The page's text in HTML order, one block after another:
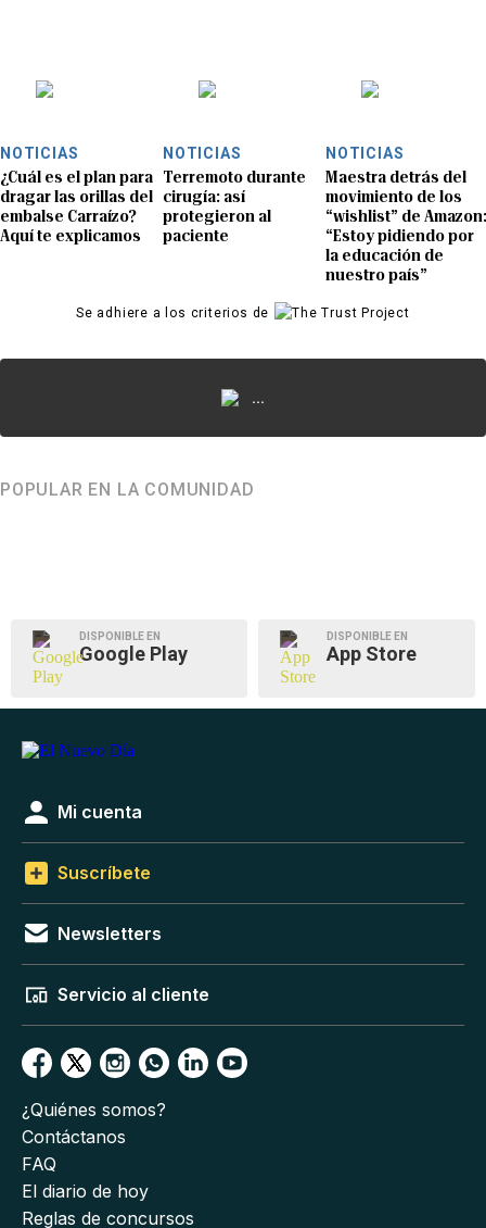
NOTICIAS
¿Cuál es el plan para
dragar las orillas del
embalse Carraízo?
Aquí te explicamos
NOTICIAS
Terremoto durante
cirugía: así
protegieron al
paciente
NOTICIAS
Maestra detrás del
movimiento de los
“wishlist” de Amazon:
“Estoy pidiendo por
la educación de
nuestro país”
Se adhiere a los criterios de
...
POPULAR EN LA COMUNIDAD
DISPONIBLE EN
Google Play
DISPONIBLE EN
App Store
Mi cuenta
Suscríbete
Newsletters
Servicio al cliente
¿Quiénes somos?
Contáctanos
FAQ
El diario de hoy
Reglas de concursos